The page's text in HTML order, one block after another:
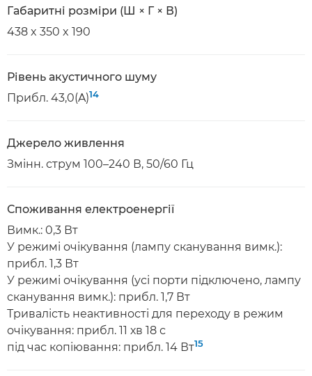
Габаритні розміри (Ш × Г × В)
438 x 350 x 190
Рівень акустичного шуму
Прибл. 43,0(A)14
Джерело живлення
Змінн. струм 100–240 В, 50/60 Гц
Споживання електроенергії
Вимк.: 0,3 Вт
У режимі очікування (лампу сканування вимк.):
прибл. 1,3 Вт
У режимі очікування (усі порти підключено, лампу
сканування вимк.): прибл. 1,7 Вт
Тривалість неактивності для переходу в режим
очікування: прибл. 11 хв 18 с
під час копіювання: прибл. 14 Вт15